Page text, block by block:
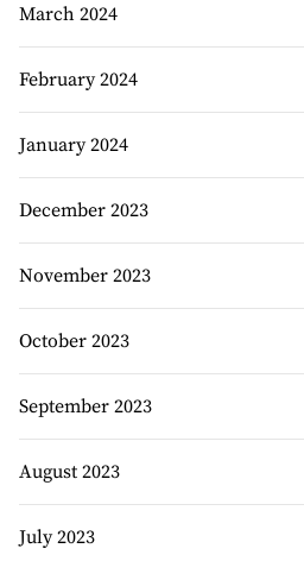
March 2024
February 2024
January 2024
December 2023
November 2023
October 2023
September 2023
August 2023
July 2023